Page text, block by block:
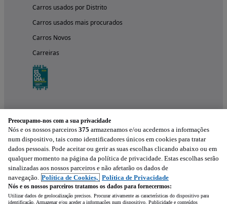
Carros usados por Distrito
Carros usados mais procurados
Carros Novos
Carreiras
Experimenta a aplicação
Preocupamo-nos com a sua privacidade
Nós e os nossos parceiros 375 armazenamos e/ou acedemos a informações
num dispositivo, tais como identificadores únicos em cookies para tratar
dados pessoais. Pode aceitar ou gerir as suas escolhas clicando abaixo ou em
qualquer momento na página da política de privacidade. Estas escolhas serão
sinalizadas aos nossos parceiros e não afetarão os dados de
navegação. Política de Cookies, Política de Privacidade
Nós e os nossos parceiros tratamos os dados para fornecermos:
Utilizar dados de geolocalização precisos. Procurar ativamente as características do dispositivo para
identificação. Armazenar e/ou aceder a informações num dispositivo. Publicidade e conteúdos